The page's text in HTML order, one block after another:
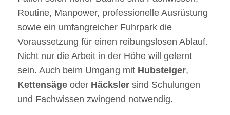
Routine, Manpower, professionelle Ausrüstung
sowie ein umfangreicher Fuhrpark die
Voraussetzung für einen reibungslosen Ablauf.
Nicht nur die Arbeit in der Höhe will gelernt
sein. Auch beim Umgang mit Hubsteiger,
Kettensägeoder Häckslersind Schulungen
und Fachwissen zwingend notwendig.